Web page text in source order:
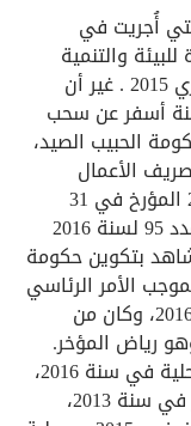
أُجريت في
عادت وزارة للبيئة والتنمية
المستدامة إلى الظهور مجددا في فيفري 2015 . غير أن
أسفر عن سحب
الحبيب الصيد،
الأعمال
بموجب الأمر الرئاسي عدد 94 لسنة 2016 المؤرخ في 31
جويلية 2016. وبمقتضى الأمر الرئاسي عدد 95 لسنة 2016
يوسف الشاهد بتكوين حكومة
الأمر الرئاسي
عدد 107 لسنة 2016 المؤرخ في 27 أوت 2016، وكان من
رياض المؤخر.
وبذلك أُلحقت حماية البيئة بالشؤون المحلية في سنة 2016،
بعد أن كانت قد دُمجت مع وزارة التجهيز في سنة 2013،